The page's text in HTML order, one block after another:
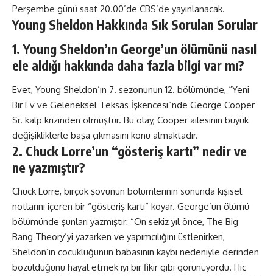
Perşembe günü saat 20.00’de CBS’de yayınlanacak.
Young Sheldon Hakkında Sık Sorulan Sorular
1. Young Sheldon’ın George’un ölümünü nasıl
ele aldığı hakkında daha fazla bilgi var mı?
Evet, Young Sheldon’ın 7. sezonunun 12. bölümünde, “Yeni
Bir Ev ve Geleneksel Teksas İşkencesi”nde George Cooper
Sr. kalp krizinden ölmüştür. Bu olay, Cooper ailesinin büyük
değişikliklerle başa çıkmasını konu almaktadır.
2. Chuck Lorre’un “gösteriş kartı” nedir ve
ne yazmıştır?
Chuck Lorre, birçok şovunun bölümlerinin sonunda kişisel
notlarını içeren bir “gösteriş kartı” koyar. George’un ölümü
bölümünde şunları yazmıştır: “On sekiz yıl önce, The Big
Bang Theory’yi yazarken ve yapımcılığını üstlenirken,
Sheldon’ın çocukluğunun babasının kaybı nedeniyle derinden
bozulduğunu hayal etmek iyi bir fikir gibi görünüyordu. Hiç